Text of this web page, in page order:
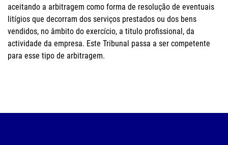
aceitando a arbitragem como forma de resolução de eventuais
litígios que decorram dos serviços prestados ou dos bens
vendidos, no âmbito do exercício, a titulo profissional, da
actividade da empresa. Este Tribunal passa a ser competente
para esse tipo de arbitragem.